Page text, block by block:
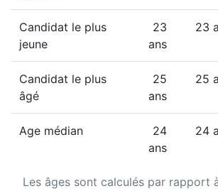
Les âges sont calculés par rapport
Candidat le plus
jeune
23
ans
23
Candidat le plus
âgé
25
ans
25
Age médian
24
ans
24